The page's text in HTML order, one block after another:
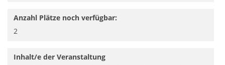
Anzahl Plätze noch verfügbar:
2
Inhalt/e der Veranstaltung